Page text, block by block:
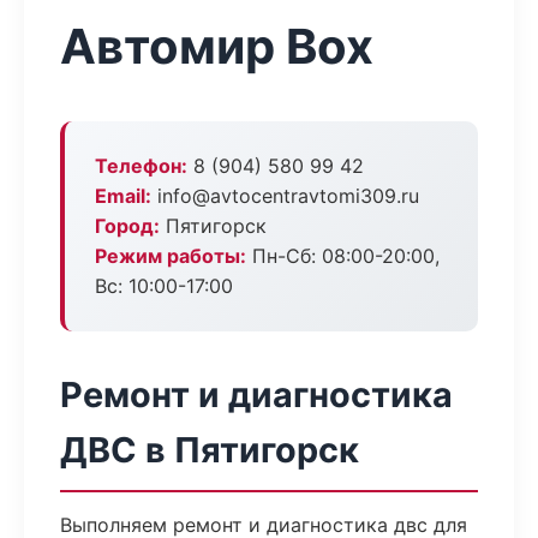
Автомир Box
Телефон: 8 (904) 580 99 42
Email: info@avtocentravtomi309.ru
Город: Пятигорск
Режим работы: Пн-Сб: 08:00-20:00,
Вс: 10:00-17:00
Ремонт и диагностика
ДВС в Пятигорск
Выполняем ремонт и диагностика двс для